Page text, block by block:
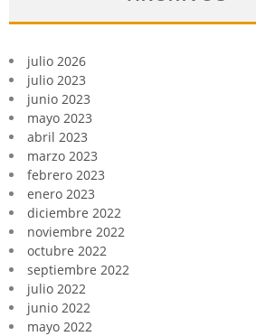
julio 2026
julio 2023
junio 2023
mayo 2023
abril 2023
marzo 2023
febrero 2023
enero 2023
diciembre 2022
noviembre 2022
octubre 2022
septiembre 2022
julio 2022
junio 2022
mayo 2022